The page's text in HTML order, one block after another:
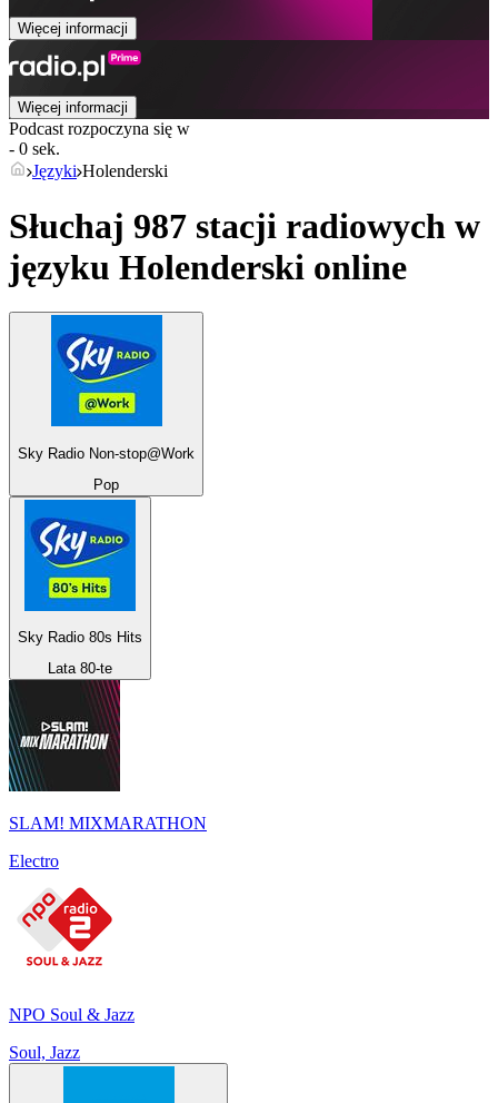
Więcej informacji
Więcej informacji
Podcast rozpoczyna się w
- 0 sek.
Języki Holenderski
Słuchaj 987 stacji radiowych w
języku Holenderski online
Sky Radio Non-stop@Work
Pop
Sky Radio 80s Hits
Lata 80-te
SLAM! MIXMARATHON
Electro
NPO Soul & Jazz
Soul, Jazz